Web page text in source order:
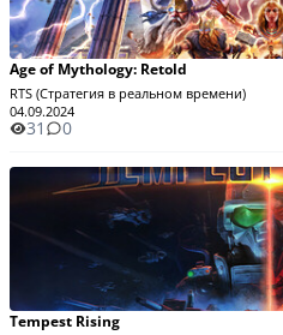
Age of Mythology: Retold
RTS (Стратегия в реальном времени)
04.09.2024
31 0
Tempest Rising